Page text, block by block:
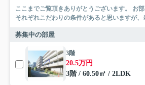
ここまでご覧頂きありがとうございます。 お部屋探しの際には、皆さま
それぞれこだわりの条件があると思いますが、
募集中の部屋
3階
20.5万円
3階 / 60.50㎡ / 2LDK